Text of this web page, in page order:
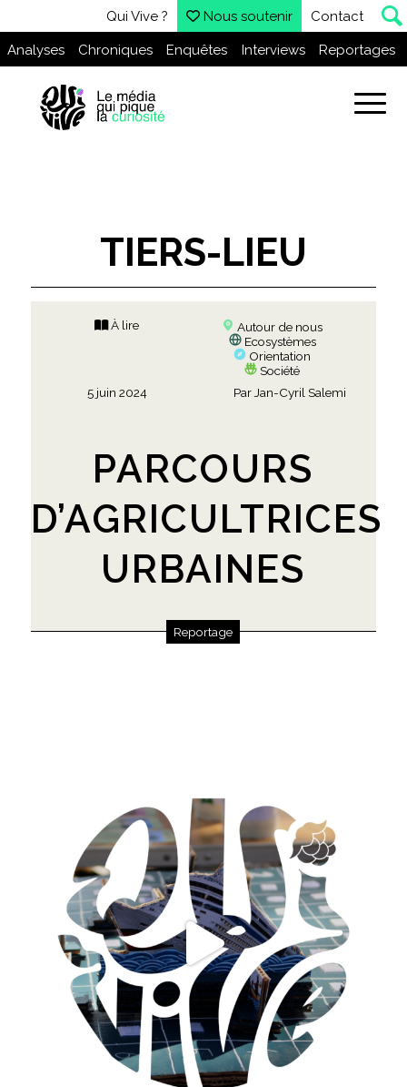
Qui Vive ? Nous soutenir Contact
Analyses Chroniques Enquêtes Interviews Reportages
TIERS-LIEU
À lire
Autour de nous
Ecosystèmes
Orientation
Société
5 juin 2024
Par Jan-Cyril Salemi
PARCOURS
D’AGRICULTRICES
URBAINES
Reportage